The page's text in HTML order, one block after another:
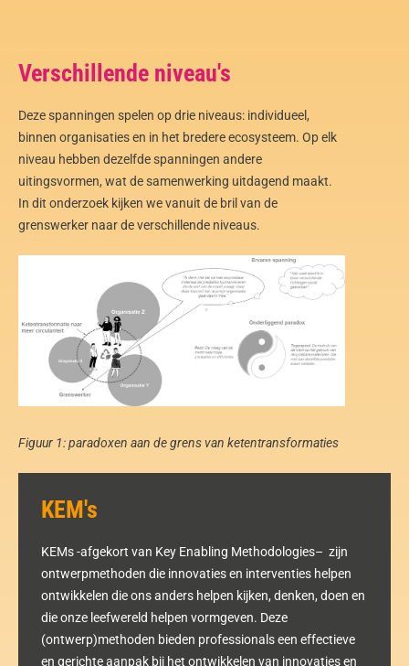
Verschillende niveau's
Deze spanningen spelen op drie niveaus: individueel,
binnen organisaties en in het bredere ecosysteem. Op elk
niveau hebben dezelfde spanningen andere
uitingsvormen, wat de samenwerking uitdagend maakt.
In dit onderzoek kijken we vanuit de bril van de
grenswerker naar de verschillende niveaus.
Figuur 1: paradoxen aan de grens van ketentransformaties
KEM's
KEMs -afgekort van Key Enabling Methodologies– zijn
ontwerpmethoden die innovaties en interventies helpen
ontwikkelen die ons anders helpen kijken, denken, doen en
die onze leefwereld helpen vormgeven. Deze
(ontwerp)methoden bieden professionals een effectieve
en gerichte aanpak bij het ontwikkelen van innovaties en